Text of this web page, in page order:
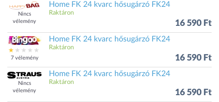
Nincs
vélemény
Home FK 24 kvarc hősugárzó FK24
Raktáron
16 590 Ft
7 vélemény
Home FK 24 kvarc hősugárzó FK24
Raktáron
16 590 Ft
Nincs
vélemény
Home FK 24 kvarc hősugárzó FK24
Raktáron
16 590 Ft